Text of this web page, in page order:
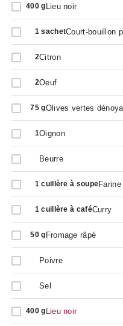
400 gLieu noir
1 sachetCourt-bouillon
2Citron
2Oeuf
75 gOlives vertes
1Oignon
Beurre
1 cuillère à soupeFarine
1 cuillère à caféCurry
50 gFromage râpé
Poivre
Sel
400 gLieu noir